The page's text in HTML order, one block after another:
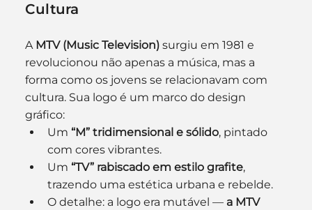
Cultura
A MTV (Music Television) surgiu em 1981 e
revolucionou não apenas a música, mas a
forma como os jovens se relacionavam com
cultura. Sua logo é um marco do design
gráfico:
Um “M” tridimensional e sólido, pintado
com cores vibrantes.
Um “TV” rabiscado em estilo grafite,
trazendo uma estética urbana e rebelde.
O detalhe: a logo era mutável — a MTV